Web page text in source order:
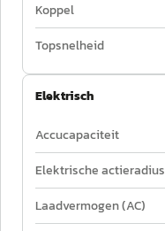
Koppel
Topsnelheid
Elektrisch
Accucapaciteit
Elektrische actieradius
Laadvermogen (AC)